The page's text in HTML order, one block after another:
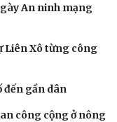
An ninh mạng
Liên Xô từng công
đến gần dân
công cộng ở nông